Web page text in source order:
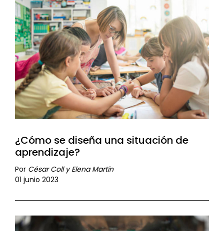
¿Cómo se diseña una situación de
aprendizaje?
Por César Coll y Elena Martín
01 junio 2023